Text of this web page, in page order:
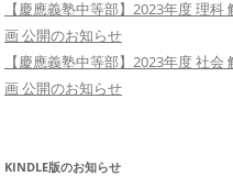
【慶應義塾中等部】2023年度 理科
画 公開のお知らせ
【慶應義塾中等部】2023年度 社会
画 公開のお知らせ
KINDLE版のお知らせ